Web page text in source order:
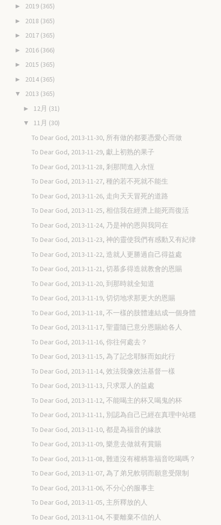
► 2019 (365)
► 2018 (365)
► 2017 (365)
► 2016 (366)
► 2015 (365)
► 2014 (365)
▼ 2013 (365)
► 12月 (31)
▼ 11月 (30)
To Dear God, 2013-11-30, 所有做的都要憑愛心而做
To Dear God, 2013-11-29, 獻上初熟的果子
To Dear God, 2013-11-28, 剎那間進入永恆
To Dear God, 2013-11-27, 種的若不死就不能生
To Dear God, 2013-11-26, 走向天天冒死的道路
To Dear God, 2013-11-25, 相信我在經濟上能死而復活
To Dear God, 2013-11-24, 乃是神的恩與我同在
To Dear God, 2013-11-23, 神的靈使我們有感動又有紀律
To Dear God, 2013-11-22, 造就人更勝過自己得益處
To Dear God, 2013-11-21, 切慕多得造就教會的恩賜
To Dear God, 2013-11-20, 到那時就全知道
To Dear God, 2013-11-19, 切切地求那更大的恩賜
To Dear God, 2013-11-18, 不一樣的肢體連結成一個身體
To Dear God, 2013-11-17, 聖靈隨已意分恩賜給各人
To Dear God, 2013-11-16, 你往何處去？
To Dear God, 2013-11-15, 為了記念耶穌而如此行
To Dear God, 2013-11-14, 效法我像效法基督一樣
To Dear God, 2013-11-13, 只求眾人的益處
To Dear God, 2013-11-12, 不能喝主的杯又喝鬼的杯
To Dear God, 2013-11-11, 別認為自己已經在真理中站穩
To Dear God, 2013-11-10, 都是為福音的緣故
To Dear God, 2013-11-09, 樂意去做就有賞賜
To Dear God, 2013-11-08, 難道沒有權柄靠福音吃喝嗎？
To Dear God, 2013-11-07, 為了弟兄軟弱而願意受限制
To Dear God, 2013-11-06, 不分心的服事主
To Dear God, 2013-11-05, 主所釋放的人
To Dear God, 2013-11-04, 不要離棄不信的人